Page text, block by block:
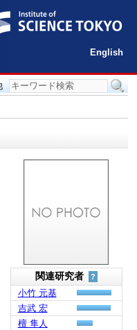
English
関連研究者 ?
小竹 元基
吉武 宏
檀 隼人